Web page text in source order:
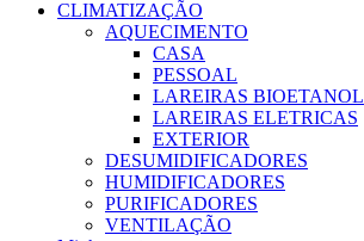
CLIMATIZAÇÃO
AQUECIMENTO
CASA
PESSOAL
LAREIRAS BIOETANOL
LAREIRAS ELETRICAS
EXTERIOR
DESUMIDIFICADORES
HUMIDIFICADORES
PURIFICADORES
VENTILAÇÃO